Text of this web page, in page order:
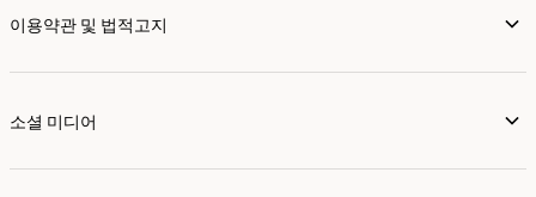
이용약관 및 법적고지
소셜 미디어